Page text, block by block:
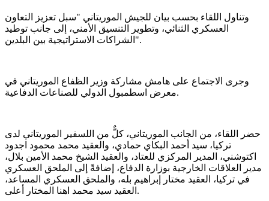
وتناول اللقاء بحسب بيان للجيش الموريتاني "سبل تعزيز التعاون
العسكري الثنائي، وتطوير التنسيق الأمني، إلى جانب توطيد
الشراكات الاستراتيجية بين البلدين".
وجرى الاجتماع على هامش مشاركة وزير الظفاع الموريتاني في
معرض اسطمبول الدولي للصناعات الدفاعية.
حضر اللقاء، من الجانب الموريتاني، كلٌّ من اللسفير الموريتاني لدى
تركيا، سيد أحمد البكاي حمادي، والعقيد محمد محمود اجدود
اكتوشني، المدير المركزي للعتاد، والعقيد الشيخ محمد الأمين بلال،
مدير العلاقات الخارجية بوزارة الدفاع، إضافةً إلى الملحق العسكري
في تركيا، العقيد مختار إبراهيم بله، والملحق العسكري المساعد،
العقيد سيد محمد اهنا المختار أعلى.